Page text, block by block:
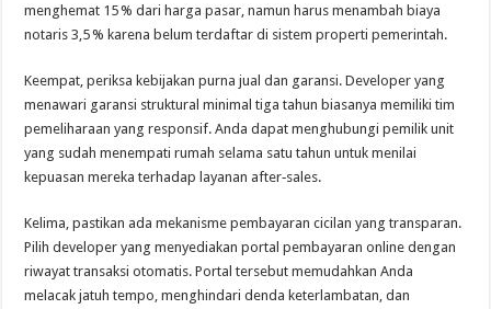
menghemat 15 % dari harga pasar, namun harus menambah biaya
notaris 3,5 % karena belum terdaftar di sistem properti pemerintah.
Keempat, periksa kebijakan purna jual dan garansi. Developer yang
menawari garansi struktural minimal tiga tahun biasanya memiliki tim
pemeliharaan yang responsif. Anda dapat menghubungi pemilik unit
yang sudah menempati rumah selama satu tahun untuk menilai
kepuasan mereka terhadap layanan after‑sales.
Kelima, pastikan ada mekanisme pembayaran cicilan yang transparan.
Pilih developer yang menyediakan portal pembayaran online dengan
riwayat transaksi otomatis. Portal tersebut memudahkan Anda
melacak jatuh tempo, menghindari denda keterlambatan, dan